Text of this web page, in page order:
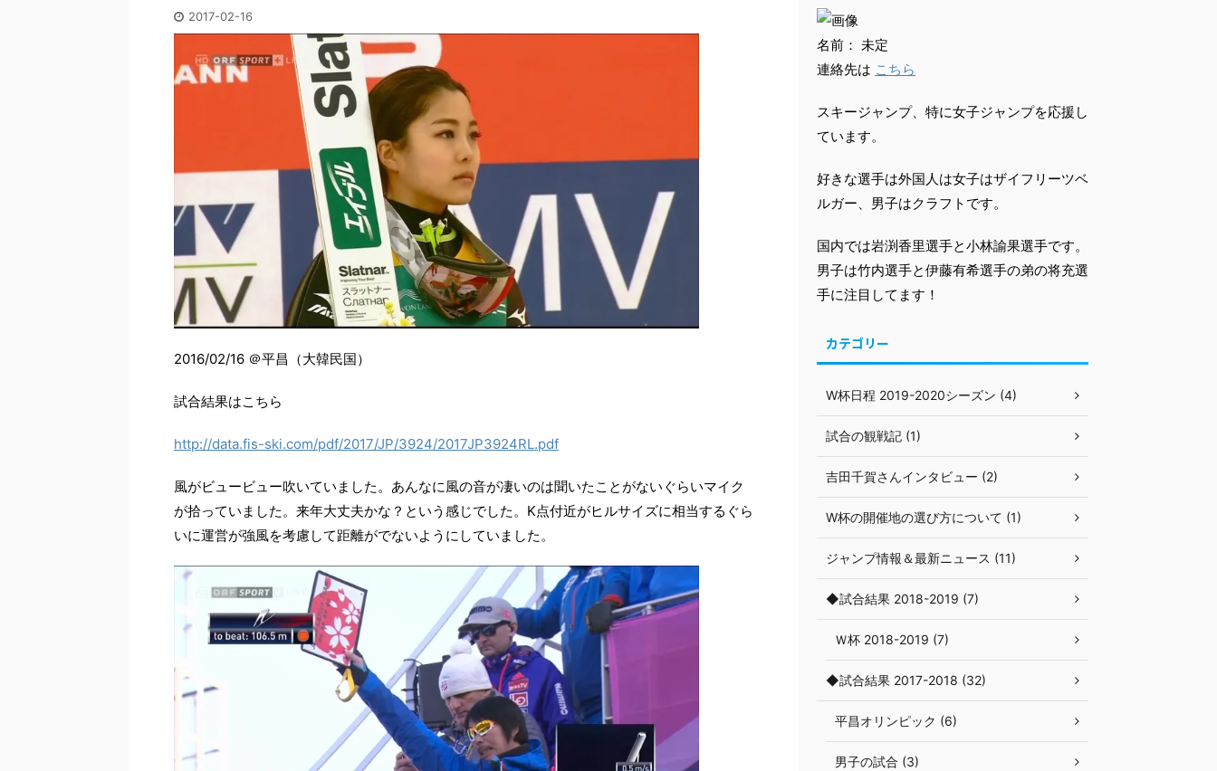
2017-02-16
2016/02/16 ＠平昌（大韓民国）
試合結果はこちら
http://data.fis-ski.com/pdf/2017/JP/3924/2017JP3924RL.pdf
風がビュービュー吹いていました。あんなに風の音が凄いのは聞いたことがないぐらいマイク
が拾っていました。来年大丈夫かな？という感じでした。K点付近がヒルサイズに相当するぐら
いに運営が強風を考慮して距離がでないようにしていました。
名前： 未定
連絡先は こちら
スキージャンプ、特に女子ジャンプを応援し
ています。
好きな選手は外国人は女子はザイフリーツベ
ルガー、男子はクラフトです。
国内では岩渕香里選手と小林諭果選手です。
男子は竹内選手と伊藤有希選手の弟の将充選
手に注目してます！
カテゴリー
W杯日程 2019-2020シーズン (4)
試合の観戦記 (1)
吉田千賀さんインタビュー (2)
W杯の開催地の選び方について (1)
ジャンプ情報＆最新ニュース (11)
◆試合結果 2018-2019 (7)
Ｗ杯 2018-2019 (7)
◆試合結果 2017-2018 (32)
平昌オリンピック (6)
男子の試合 (3)